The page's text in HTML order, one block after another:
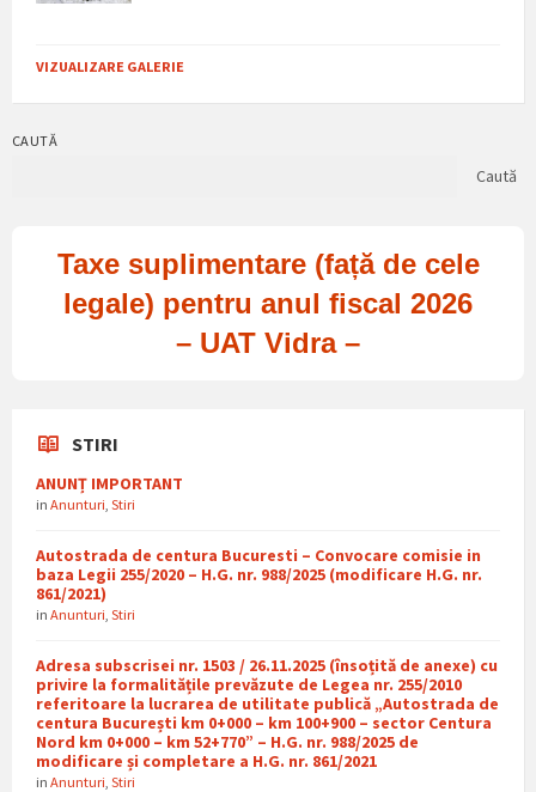
VIZUALIZARE GALERIE
CAUTĂ
Caută
Taxe suplimentare (față de cele
legale) pentru anul fiscal 2026
– UAT Vidra –
STIRI
ANUNȚ IMPORTANT
in Anunturi Stiri
Autostrada de centura Bucuresti – Convocare comisie in
baza Legii 255/2020 – H.G. nr. 988/2025 (modificare H.G. nr.
861/2021)
in Anunturi Stiri
Adresa subscrisei nr. 1503 / 26.11.2025 (însoțită de anexe) cu
privire la formalitățile prevăzute de Legea nr. 255/2010
referitoare la lucrarea de utilitate publică „Autostrada de
centura București km 0+000 – km 100+900 – sector Centura
Nord km 0+000 – km 52+770” – H.G. nr. 988/2025 de
modificare și completare a H.G. nr. 861/2021
in Anunturi Stiri